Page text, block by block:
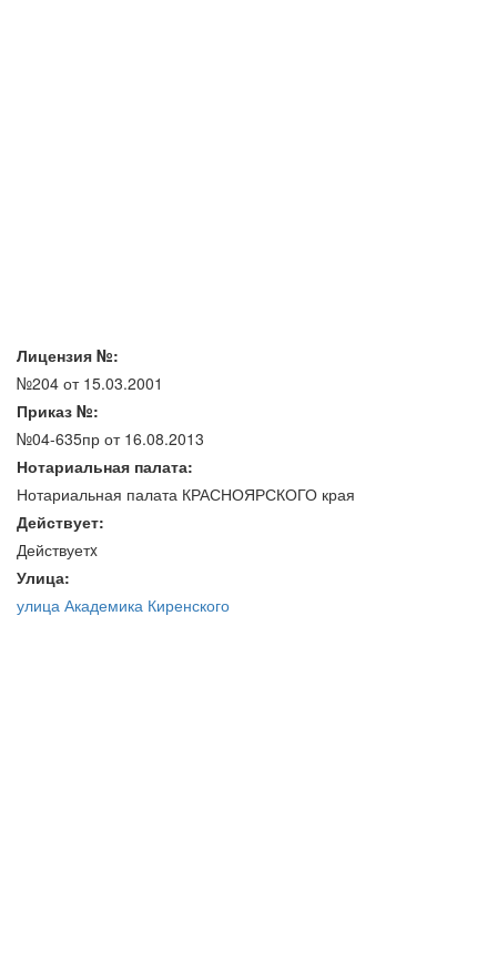
Лицензия №:
№204 от 15.03.2001
Приказ №:
№04-635пр от 16.08.2013
Нотариальная палата:
Нотариальная палата КРАСНОЯРСКОГО края
Действует:
Действуетx
Улица:
улица Академика Киренского